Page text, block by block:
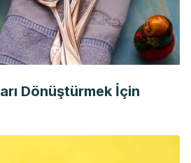
Dönüştürmek İçin